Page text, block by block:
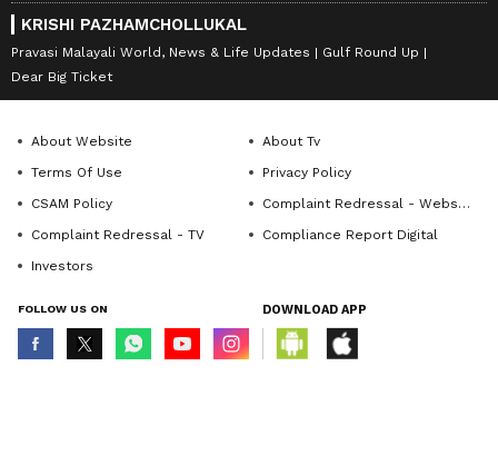
KRISHI PAZHAMCHOLLUKAL
Pravasi Malayali World, News & Life Updates
Gulf Round Up
Dear Big Ticket
About Website
About Tv
Terms Of Use
Privacy Policy
CSAM Policy
Complaint Redressal - Website
Complaint Redressal - TV
Compliance Report Digital
Investors
FOLLOW US ON DOWNLOAD APP